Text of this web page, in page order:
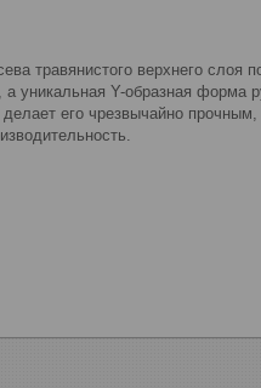
травянистого верхнего слоя
уникальная Y-образная форма
его чрезвычайно прочным,